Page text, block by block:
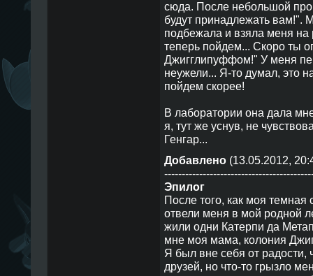
сюда. После небольшой
будут принадлежать вам!".
подбежала и взяла меня
теперь пойдем... Скоро ты
Джигглипуффом!" У меня
неужели... Я-то думал, это
пойдем скорее!
В лаборатории она дала
я, тут же уснув, не
Генгар...
Добавлено(13.05.2012,
Эпилог
После того, как моя
отвели меня в мой родной
жили одни Катерпи да
мне моя мама, колония
Я был вне себя от радости,
друзей, но что-то грызло